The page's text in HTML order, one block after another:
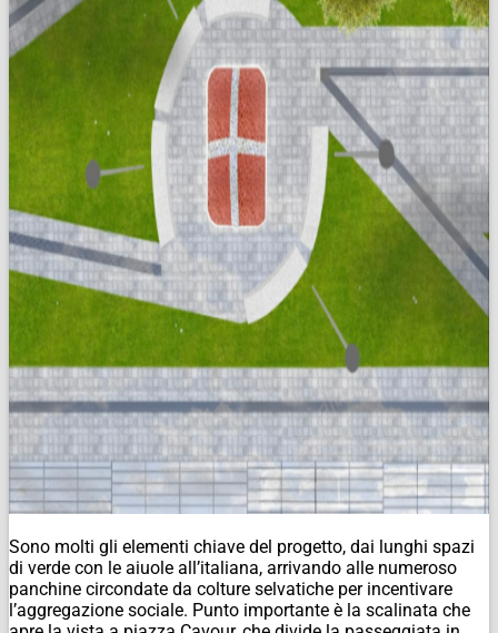
Sono molti gli elementi chiave del progetto, dai lunghi spazi
di verde con le aiuole all’italiana, arrivando alle numeroso
panchine circondate da colture selvatiche per incentivare
l’aggregazione sociale. Punto importante è la scalinata che